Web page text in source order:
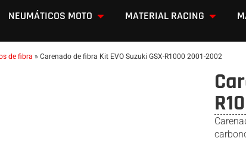
NEUMÁTICOS MOTO MATERIAL RACING
de fibra » Carenado de fibra Kit EVO Suzuki GSX-R1000 2001-2002